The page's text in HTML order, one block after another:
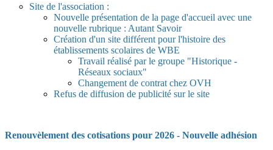
Site de l'association :
Nouvelle présentation de la page d'accueil avec une
nouvelle rubrique : Autant Savoir
Création d'un site différent pour l'histoire des
établissements scolaires de WBE
Travail réalisé par le groupe "Historique -
Réseaux sociaux"
Changement de contrat chez OVH
Refus de diffusion de publicité sur le site
Renouvèlement des cotisations pour 2026 - Nouvelle adhésion